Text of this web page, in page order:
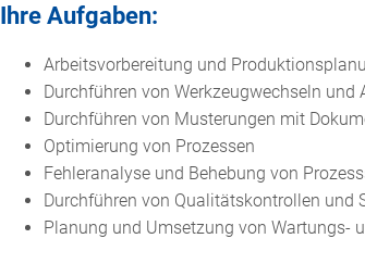
Ihre Aufgaben:
Arbeitsvorbereitung und
Durchführen von Werkzeugwechseln
Durchführen von Musterungen mit
Optimierung von Prozessen
Fehleranalyse und Behebung von
Durchführen von Qualitätskontrollen und
Planung und Umsetzung von Wartungs-